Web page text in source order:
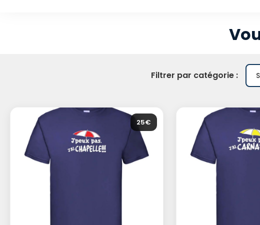
Filtrer par catégorie :
25€